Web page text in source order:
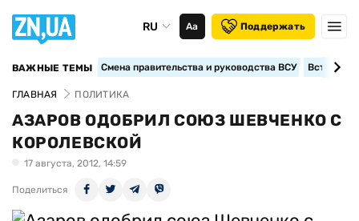
RU Аа Поддержать
ВАЖНЫЕ ТЕМЫ Смена правительства и руководства ВСУ
ГЛАВНАЯ ПОЛИТИКА
АЗАРОВ ОДОБРИЛ СОЮЗ ШЕВЧЕНКО С
КОРОЛЕВСКОЙ
17 августа, 2012, 14:59
Поделиться